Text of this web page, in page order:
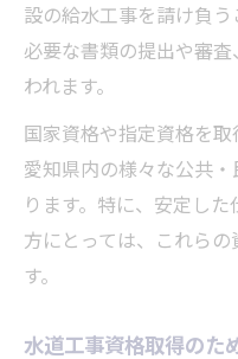
設の給水工事を請け負う
必要な書類の提出や審
われます。
国家資格や指定資格を
愛知県内の様々な公共
ります。特に、安定し
方にとっては、これら
す。
水道工事資格取得のた